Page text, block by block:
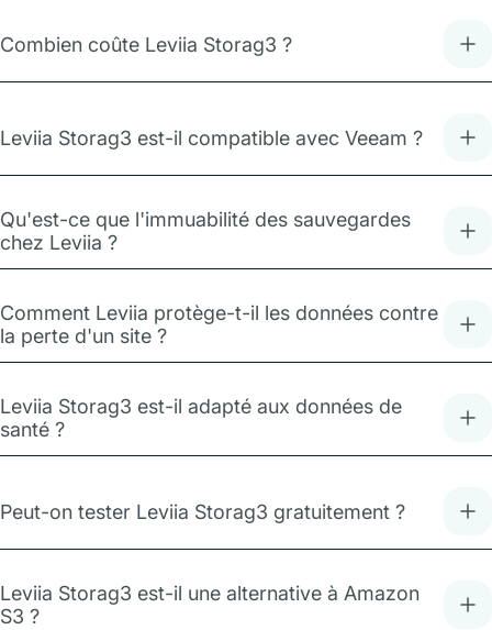
Combien coûte Leviia Storag3 ?
Leviia Storag3 est-il compatible avec Veeam ?
Qu'est-ce que l'immuabilité des sauvegardes
chez Leviia ?
Comment Leviia protège-t-il les données contre
la perte d'un site ?
Leviia Storag3 est-il adapté aux données de
santé ?
Peut-on tester Leviia Storag3 gratuitement ?
Leviia Storag3 est-il une alternative à Amazon
S3 ?